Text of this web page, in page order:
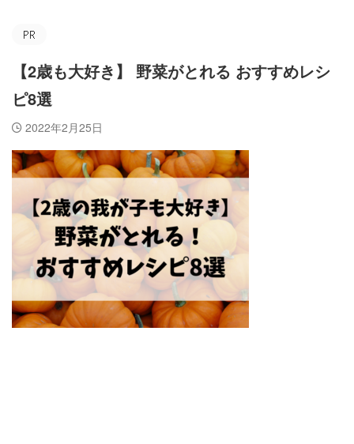
【2歳も大好き】 野菜がとれる おすすめレシ
ピ8選
2022年2月25日